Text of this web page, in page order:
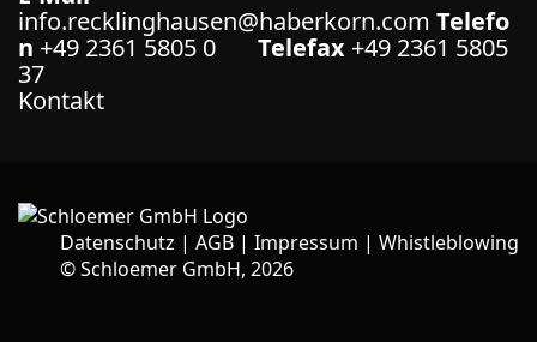
info.recklinghausen@haberkorn.com Telefo
n +49 2361 5805 0 Telefax +49 2361 5805
37
Kontakt
Datenschutz | AGB | Impressum | Whistleblowing
©Schloemer GmbH, 2026